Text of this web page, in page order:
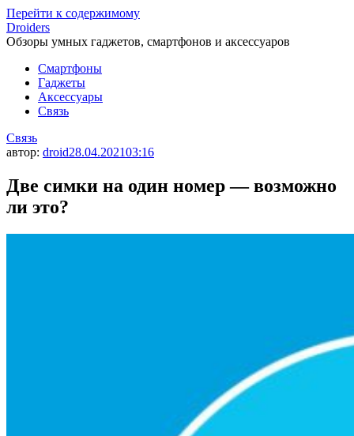
Перейти к содержимому
Droiders
Обзоры умных гаджетов, смартфонов и аксессуаров
Смартфоны
Гаджеты
Аксессуары
Связь
Связь
автор: droid28.04.202103:16
Две симки на один номер — возможно
ли это?